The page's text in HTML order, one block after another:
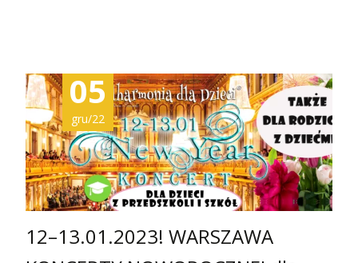
05
gru/22
12–13.01.2023! WARSZAWA